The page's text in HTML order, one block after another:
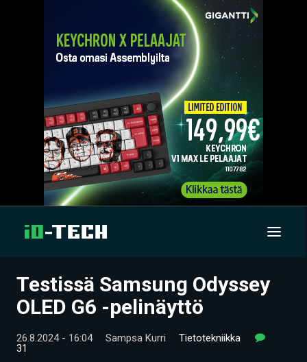
UUTISET
VIDEOT
Testissä Samsung Odyssey
OLED G6 -pelinäyttö
26.8.2024 - 16:04 Sampsa Kurri
Tietotekniikka
31